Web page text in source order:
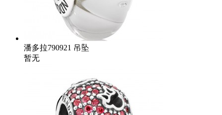
潘多拉790921 吊坠
暂无